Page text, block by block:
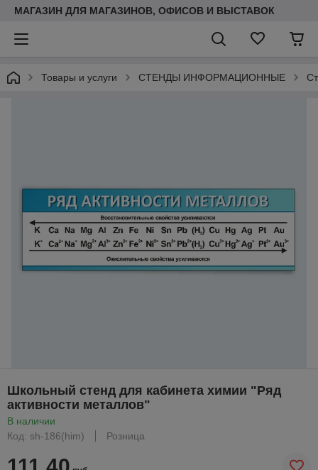
МАГАЗИН ДЛЯ МАГАЗИНОВ, ОФИСОВ И ВЫСТАВОК
Товары и услуги СТЕНДЫ ИНФОРМАЦИОННЫЕ
Школьный стенд для кабинета химии "Ряд
активности металлов"
В наличии
Код: sh-186(him)
Розница